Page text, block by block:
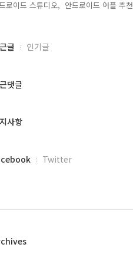
로이드 스튜디오, 안드로이드 어플 추천,
글 인기글
댓글
사항
Twitter